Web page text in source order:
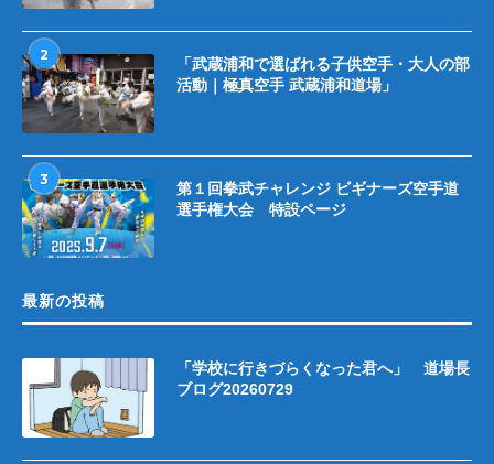
2
「武蔵浦和で選ばれる子供空手・大人の部
活動｜極真空手 武蔵浦和道場」
3
第１回拳武チャレンジ ビギナーズ空手道
選手権大会 特設ページ
最新の投稿
「学校に行きづらくなった君へ」 道場長
ブログ20260729